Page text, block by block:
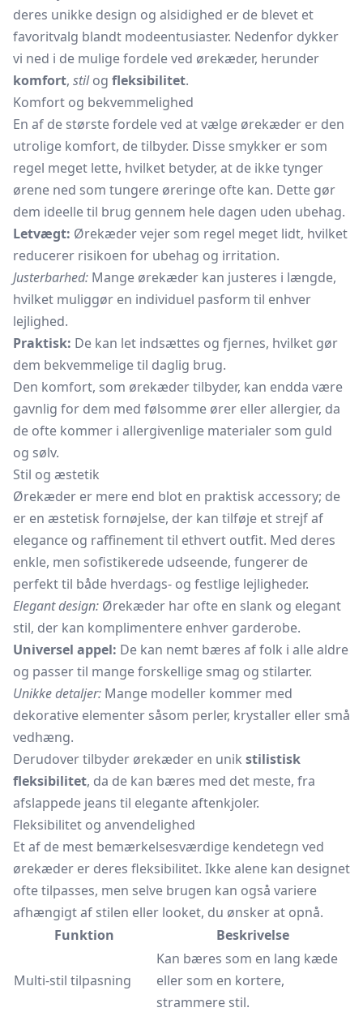
deres unikke design og alsidighed er de blevet et
favoritvalg blandt modeentusiaster. Nedenfor dykker
vi ned i de mulige fordele ved ørekæder, herunder
komfort, stilog fleksibilitet.
Komfort og bekvemmelighed
En af de største fordele ved at vælge ørekæder er den
utrolige komfort, de tilbyder. Disse smykker er som
regel meget lette, hvilket betyder, at de ikke tynger
ørene ned som tungere øreringe ofte kan. Dette gør
dem ideelle til brug gennem hele dagen uden ubehag.
Letvægt: Ørekæder vejer som regel meget lidt, hvilket
reducerer risikoen for ubehag og irritation.
Justerbarhed: Mange ørekæder kan justeres i længde,
hvilket muliggør en individuel pasform til enhver
lejlighed.
Praktisk: De kan let indsættes og fjernes, hvilket gør
dem bekvemmelige til daglig brug.
Den komfort, som ørekæder tilbyder, kan endda være
gavnlig for dem med følsomme ører eller allergier, da
de ofte kommer i allergivenlige materialer som guld
og sølv.
Stil og æstetik
Ørekæder er mere end blot en praktisk accessory; de
er en æstetisk fornøjelse, der kan tilføje et strejf af
elegance og raffinement til ethvert outfit. Med deres
enkle, men sofistikerede udseende, fungerer de
perfekt til både hverdags- og festlige lejligheder.
Elegant design: Ørekæder har ofte en slank og elegant
stil, der kan komplimentere enhver garderobe.
Universel appel: De kan nemt bæres af folk i alle aldre
og passer til mange forskellige smag og stilarter.
Unikke detaljer: Mange modeller kommer med
dekorative elementer såsom perler, krystaller eller små
vedhæng.
Derudover tilbyder ørekæder en unik stilistisk
fleksibilitet, da de kan bæres med det meste, fra
afslappede jeans til elegante aftenkjoler.
Fleksibilitet og anvendelighed
Et af de mest bemærkelsesværdige kendetegn ved
ørekæder er deres fleksibilitet. Ikke alene kan designet
ofte tilpasses, men selve brugen kan også variere
afhængigt af stilen eller looket, du ønsker at opnå.
Funktion
Beskrivelse
Multi-stil tilpasning
Kan bæres som en lang kæde
eller som en kortere,
strammere stil.